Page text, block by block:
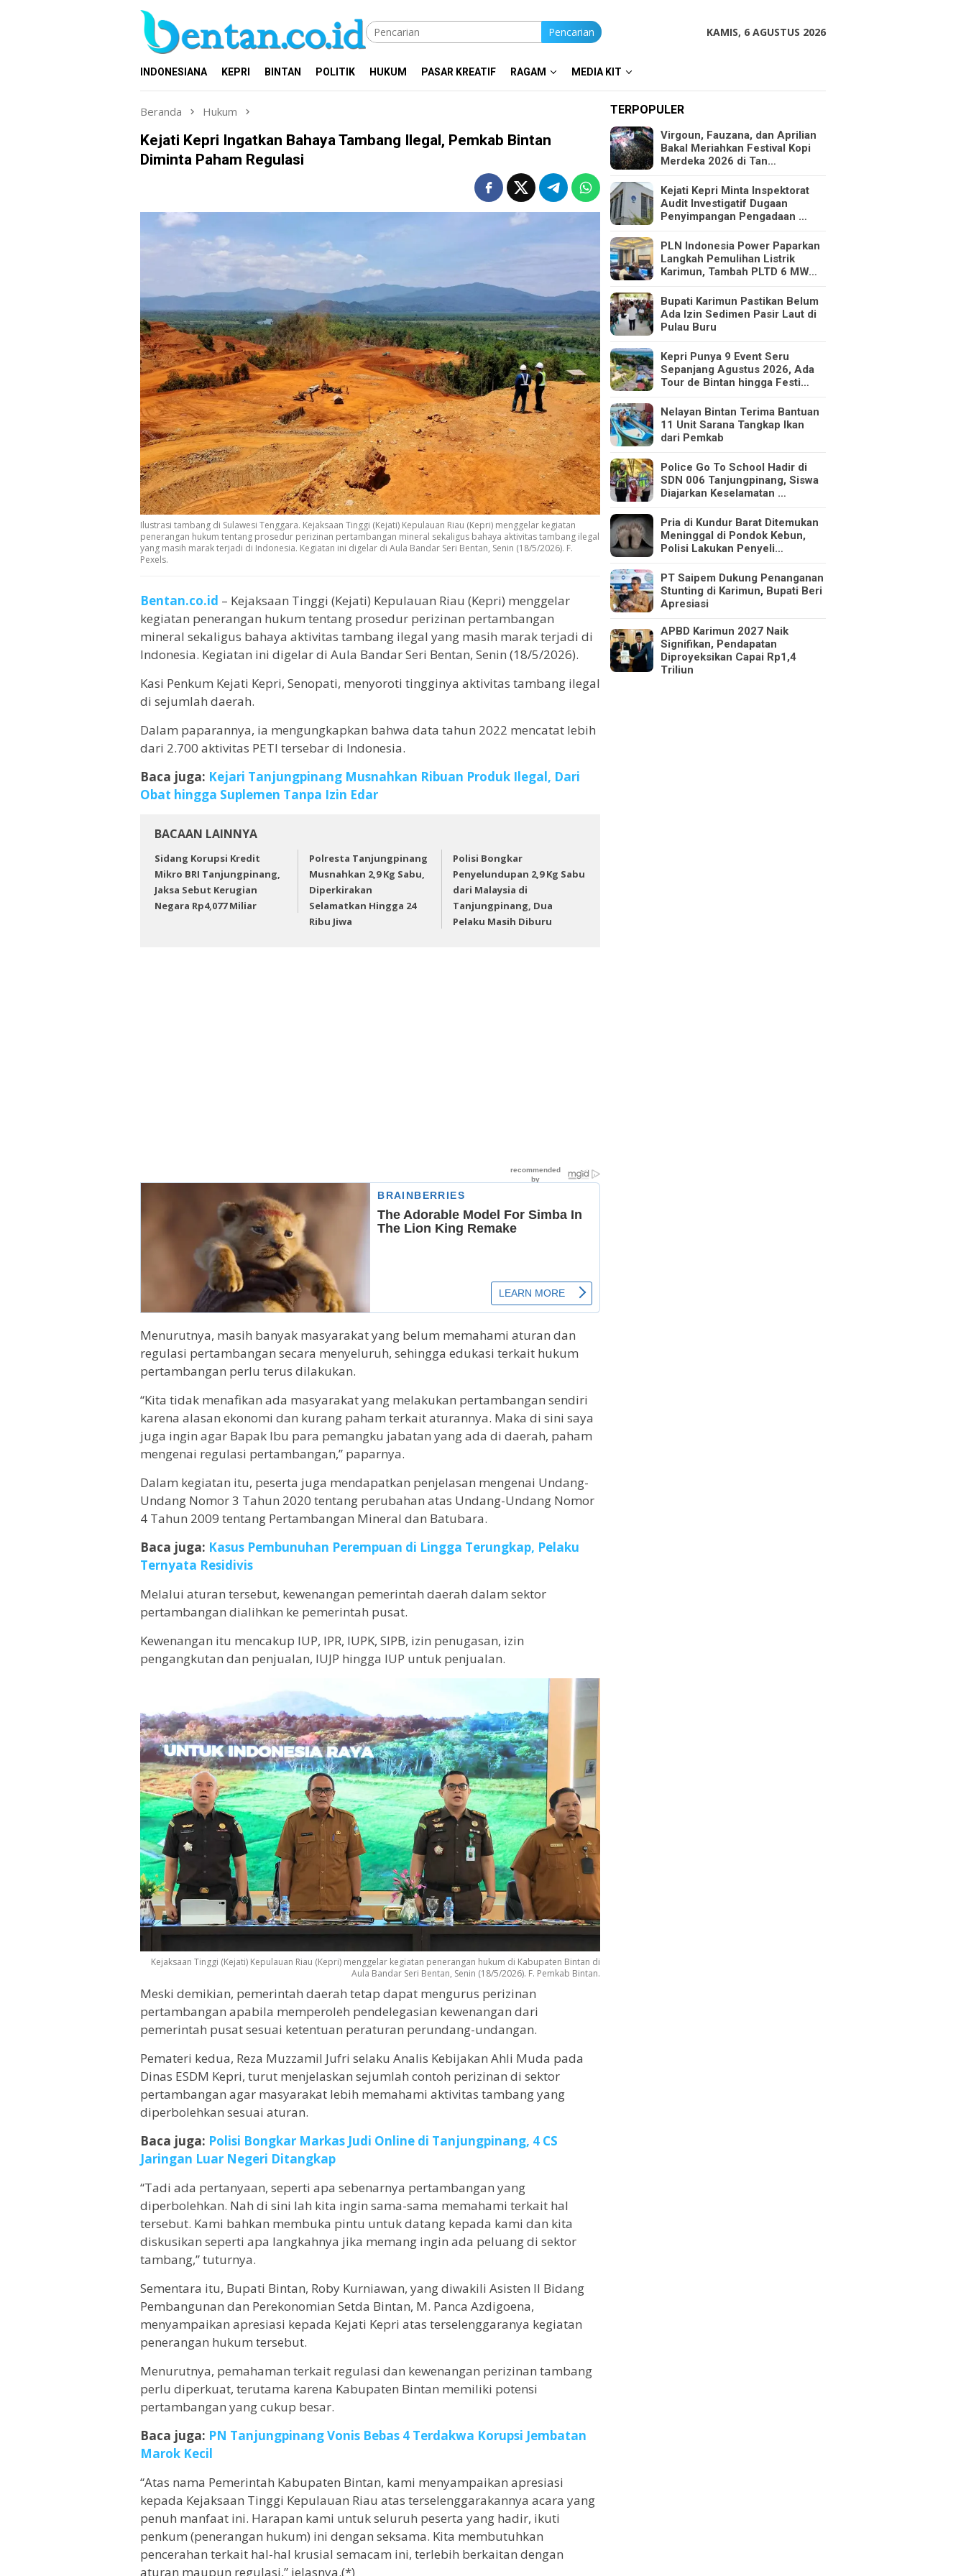
Pencarian KAMIS, 6 AGUSTUS 2026
INDONESIANA KEPRI BINTAN POLITIK HUKUM PASAR KREATIF RAGAM MEDIA KIT
Beranda Hukum
Kejati Kepri Ingatkan Bahaya Tambang Ilegal, Pemkab Bintan
Diminta Paham Regulasi
Ilustrasi tambang di Sulawesi Tenggara. Kejaksaan Tinggi (Kejati) Kepulauan Riau (Kepri) menggelar kegiatan
penerangan hukum tentang prosedur perizinan pertambangan mineral sekaligus bahaya aktivitas tambang ilegal
yang masih marak terjadi di Indonesia. Kegiatan ini digelar di Aula Bandar Seri Bentan, Senin (18/5/2026). F.
Pexels.
Bentan.co.id – Kejaksaan Tinggi (Kejati) Kepulauan Riau (Kepri) menggelar
kegiatan penerangan hukum tentang prosedur perizinan pertambangan
mineral sekaligus bahaya aktivitas tambang ilegal yang masih marak terjadi di
Indonesia. Kegiatan ini digelar di Aula Bandar Seri Bentan, Senin (18/5/2026).
Kasi Penkum Kejati Kepri, Senopati, menyoroti tingginya aktivitas tambang ilegal
di sejumlah daerah.
Dalam paparannya, ia mengungkapkan bahwa data tahun 2022 mencatat lebih
dari 2.700 aktivitas PETI tersebar di Indonesia.
Baca juga: Kejari Tanjungpinang Musnahkan Ribuan Produk Ilegal, Dari
Obat hingga Suplemen Tanpa Izin Edar
BACAAN LAINNYA
Sidang Korupsi Kredit
Mikro BRI Tanjungpinang,
Jaksa Sebut Kerugian
Negara Rp4,077 Miliar
Polresta Tanjungpinang
Musnahkan 2,9 Kg Sabu,
Diperkirakan
Selamatkan Hingga 24
Ribu Jiwa
Polisi Bongkar
Penyelundupan 2,9 Kg Sabu
dari Malaysia di
Tanjungpinang, Dua
Pelaku Masih Diburu
Menurutnya, masih banyak masyarakat yang belum memahami aturan dan
regulasi pertambangan secara menyeluruh, sehingga edukasi terkait hukum
pertambangan perlu terus dilakukan.
“Kita tidak menafikan ada masyarakat yang melakukan pertambangan sendiri
karena alasan ekonomi dan kurang paham terkait aturannya. Maka di sini saya
juga ingin agar Bapak Ibu para pemangku jabatan yang ada di daerah, paham
mengenai regulasi pertambangan,” paparnya.
Dalam kegiatan itu, peserta juga mendapatkan penjelasan mengenai Undang-
Undang Nomor 3 Tahun 2020 tentang perubahan atas Undang-Undang Nomor
4 Tahun 2009 tentang Pertambangan Mineral dan Batubara.
Baca juga: Kasus Pembunuhan Perempuan di Lingga Terungkap, Pelaku
Ternyata Residivis
Melalui aturan tersebut, kewenangan pemerintah daerah dalam sektor
pertambangan dialihkan ke pemerintah pusat.
Kewenangan itu mencakup IUP, IPR, IUPK, SIPB, izin penugasan, izin
pengangkutan dan penjualan, IUJP hingga IUP untuk penjualan.
Kejaksaan Tinggi (Kejati) Kepulauan Riau (Kepri) menggelar kegiatan penerangan hukum di Kabupaten Bintan di
Aula Bandar Seri Bentan, Senin (18/5/2026). F. Pemkab Bintan.
Meski demikian, pemerintah daerah tetap dapat mengurus perizinan
pertambangan apabila memperoleh pendelegasian kewenangan dari
pemerintah pusat sesuai ketentuan peraturan perundang-undangan.
Pemateri kedua, Reza Muzzamil Jufri selaku Analis Kebijakan Ahli Muda pada
Dinas ESDM Kepri, turut menjelaskan sejumlah contoh perizinan di sektor
pertambangan agar masyarakat lebih memahami aktivitas tambang yang
diperbolehkan sesuai aturan.
Baca juga: Polisi Bongkar Markas Judi Online di Tanjungpinang, 4 CS
Jaringan Luar Negeri Ditangkap
“Tadi ada pertanyaan, seperti apa sebenarnya pertambangan yang
diperbolehkan. Nah di sini lah kita ingin sama-sama memahami terkait hal
tersebut. Kami bahkan membuka pintu untuk datang kepada kami dan kita
diskusikan seperti apa langkahnya jika memang ingin ada peluang di sektor
tambang,” tuturnya.
Sementara itu, Bupati Bintan, Roby Kurniawan, yang diwakili Asisten II Bidang
Pembangunan dan Perekonomian Setda Bintan, M. Panca Azdigoena,
menyampaikan apresiasi kepada Kejati Kepri atas terselenggaranya kegiatan
penerangan hukum tersebut.
Menurutnya, pemahaman terkait regulasi dan kewenangan perizinan tambang
perlu diperkuat, terutama karena Kabupaten Bintan memiliki potensi
pertambangan yang cukup besar.
Baca juga: PN Tanjungpinang Vonis Bebas 4 Terdakwa Korupsi Jembatan
Marok Kecil
“Atas nama Pemerintah Kabupaten Bintan, kami menyampaikan apresiasi
kepada Kejaksaan Tinggi Kepulauan Riau atas terselenggarakannya acara yang
penuh manfaat ini. Harapan kami untuk seluruh peserta yang hadir, ikuti
penkum (penerangan hukum) ini dengan seksama. Kita membutuhkan
pencerahan terkait hal-hal krusial semacam ini, terlebih berkaitan dengan
aturan maupun regulasi,” jelasnya.(*)
TERPOPULER
Virgoun, Fauzana, dan Aprilian
Bakal Meriahkan Festival Kopi
Merdeka 2026 di Tan…
Kejati Kepri Minta Inspektorat
Audit Investigatif Dugaan
Penyimpangan Pengadaan …
PLN Indonesia Power Paparkan
Langkah Pemulihan Listrik
Karimun, Tambah PLTD 6 MW…
Bupati Karimun Pastikan Belum
Ada Izin Sedimen Pasir Laut di
Pulau Buru
Kepri Punya 9 Event Seru
Sepanjang Agustus 2026, Ada
Tour de Bintan hingga Festi…
Nelayan Bintan Terima Bantuan
11 Unit Sarana Tangkap Ikan
dari Pemkab
Police Go To School Hadir di
SDN 006 Tanjungpinang, Siswa
Diajarkan Keselamatan …
Pria di Kundur Barat Ditemukan
Meninggal di Pondok Kebun,
Polisi Lakukan Penyeli…
PT Saipem Dukung Penanganan
Stunting di Karimun, Bupati Beri
Apresiasi
APBD Karimun 2027 Naik
Signifikan, Pendapatan
Diproyeksikan Capai Rp1,4
Triliun